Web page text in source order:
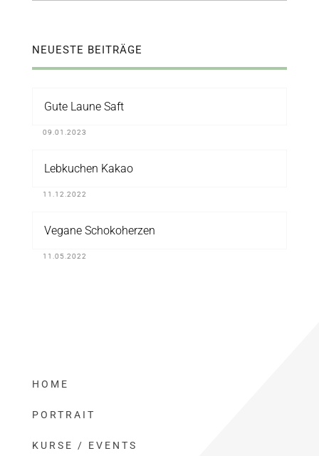
NEUESTE BEITRÄGE
Gute Laune Saft
09.01.2023
Lebkuchen Kakao
11.12.2022
Vegane Schokoherzen
11.05.2022
HOME
PORTRAIT
KURSE / EVENTS